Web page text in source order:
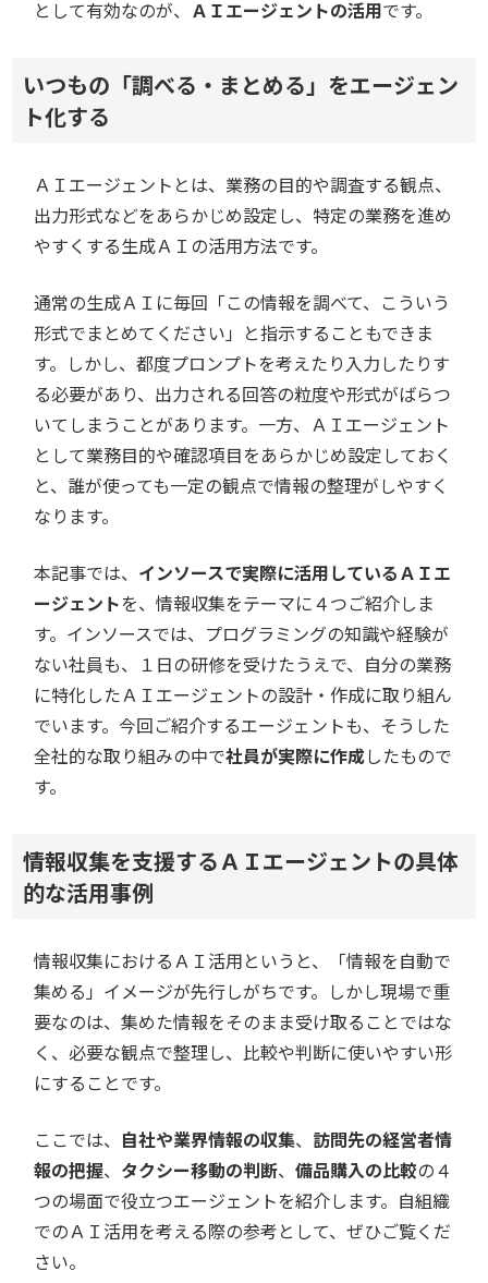
として有効なのが、 ＡＩエージェントの活用です。
いつもの「調べる・まとめる」をエージェン
ト化する
ＡＩエージェントとは、業務の目的や調査する観点、
出力形式などをあらかじめ設定し、特定の業務を進め
やすくする生成ＡＩの活用方法です。
通常の生成ＡＩに毎回「この情報を調べて、こういう
形式でまとめてください」と指示することもできま
す。しかし、都度プロンプトを考えたり入力したりす
る必要があり、出力される回答の粒度や形式がばらつ
いてしまうことがあります。一方、ＡＩエージェント
として業務目的や確認項目をあらかじめ設定しておく
と、誰が使っても一定の観点で情報の整理がしやすく
なります。
本記事では、 インソースで実際に活用しているＡＩエ
ージェントを、情報収集をテーマに４つご紹介しま
す。インソースでは、プログラミングの知識や経験が
ない社員も、１日の研修を受けたうえで、自分の業務
に特化したＡＩエージェントの設計・作成に取り組ん
でいます。今回ご紹介するエージェントも、そうした
全社的な取り組みの中で社員が実際に作成したもので
す。
情報収集を支援するＡＩエージェントの具体
的な活用事例
情報収集におけるＡＩ活用というと、「情報を自動で
集める」イメージが先行しがちです。しかし現場で重
要なのは、集めた情報をそのまま受け取ることではな
く、必要な観点で整理し、比較や判断に使いやすい形
にすることです。
ここでは、 自社や業界情報の収集、 訪問先の経営者情
報の把握、 タクシー移動の判断、備品購入の比較の４
つの場面で役立つエージェントを紹介します。自組織
でのＡＩ活用を考える際の参考として、ぜひご覧くだ
さい。